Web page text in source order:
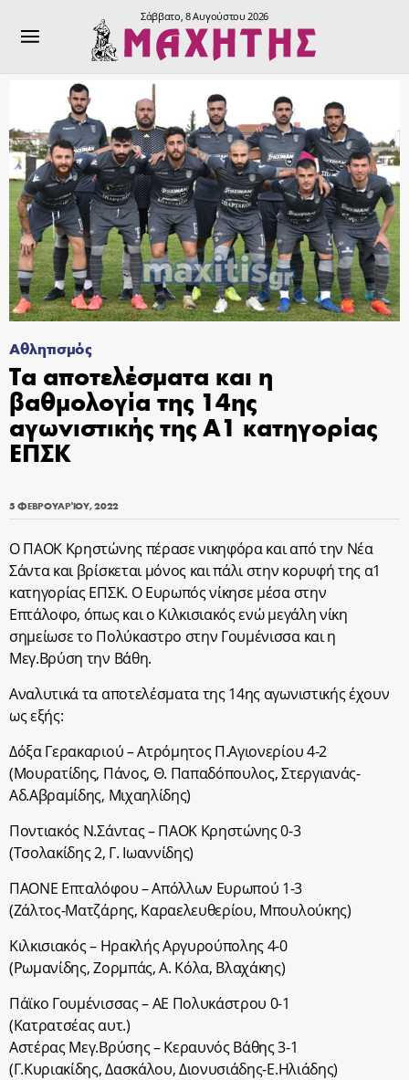
Σάββατο, 8 Αυγούστου 2026
Αθλητισμός
Τα αποτελέσματα και η
βαθμολογία της 14ης
αγωνιστικής της Α1 κατηγορίας
ΕΠΣΚ
5 ΦΕΒΡΟΥΑΡΊΟΥ, 2022
Ο ΠΑΟΚ Κρηστώνης πέρασε νικηφόρα και από την Νέα
Σάντα και βρίσκεται μόνος και πάλι στην κορυφή της α1
κατηγορίας ΕΠΣΚ. Ο Ευρωπός νίκησε μέσα στην
Επτάλοφο, όπως και ο Κιλκισιακός ενώ μεγάλη νίκη
σημείωσε το Πολύκαστρο στην Γουμένισσα και η
Μεγ.Βρύση την Βάθη.
Αναλυτικά τα αποτελέσματα της 14ης αγωνιστικής έχουν
ως εξής:
Δόξα Γερακαριού – Ατρόμητος Π.Αγιονερίου 4-2
(Μουρατίδης, Πάνος, Θ. Παπαδόπουλος, Στεργιανάς-
Αδ.Αβραμίδης, Μιχαηλίδης)
Ποντιακός Ν.Σάντας – ΠΑΟΚ Κρηστώνης 0-3
(Τσολακίδης 2, Γ. Ιωαννίδης)
ΠΑΟΝΕ Επταλόφου – Απόλλων Ευρωπού 1-3
(Ζάλτος-Ματζάρης, Καραελευθερίου, Μπουλούκης)
Κιλκισιακός – Ηρακλής Αργυρούπολης 4-0
(Ρωμανίδης, Ζορμπάς, Α. Κόλα, Βλαχάκης)
Πάϊκο Γουμένισσας – ΑΕ Πολυκάστρου 0-1
(Κατρατσέας αυτ.)
Αστέρας Μεγ.Βρύσης – Κεραυνός Βάθης 3-1
(Γ.Κυριακίδης, Δασκάλου, Διονυσιάδης-Ε.Ηλιάδης)